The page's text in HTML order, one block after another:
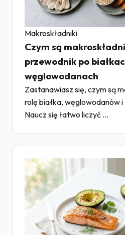
Makroskładniki
Czym są
przewodnik po
węglowodanach
Zastanawiasz się, czym są
rolę białka, węglowodanów
Naucz się łatwo liczyć ...